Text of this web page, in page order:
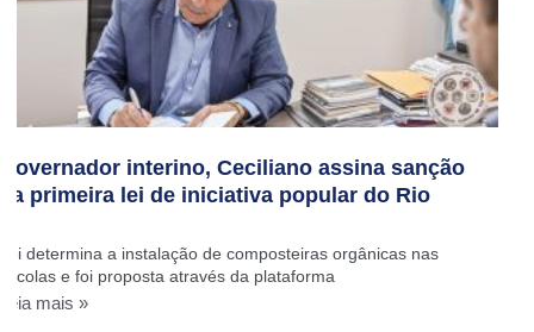
Governador interino, Ceciliano assina sanção
da primeira lei de iniciativa popular do Rio
Lei determina a instalação de composteiras orgânicas nas
escolas e foi proposta através da plataforma
Leia mais »